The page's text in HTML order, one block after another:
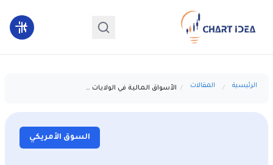
الرئيسية المقالات الأسواق المالية في الولايات المتحدة: الفرق بين السوق الفوري والعقود الآجلة والخيارات (دليل مُحدَّث للمستثمرين)
السوق الأمريكي